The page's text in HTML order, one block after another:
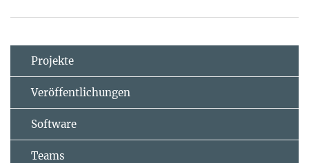
Projekte
Veröffentlichungen
Software
Teams